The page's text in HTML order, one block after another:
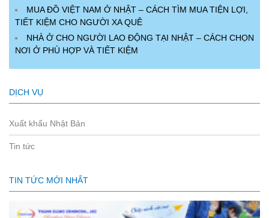
MUA ĐỒ VIỆT NAM Ở NHẬT – CÁCH TÌM MUA TIỆN LỢI,
TIẾT KIỆM CHO NGƯỜI XA QUÊ
NHÀ Ở CHO NGƯỜI LAO ĐỘNG TẠI NHẬT – CÁCH CHỌN
NƠI Ở PHÙ HỢP VÀ TIẾT KIỆM
DỊCH VỤ
Xuất khẩu Nhật Bản
Tin tức
TIN TỨC MỚI NHẤT